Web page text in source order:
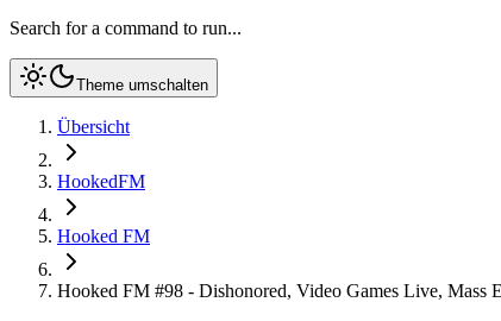
Search for a command to run...
Theme umschalten
Übersicht
HookedFM
Hooked FM
Hooked FM #98 - Dishonored, Video Games Live, Mass